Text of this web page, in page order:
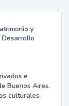
y
e
Buenos Aires.
culturales,